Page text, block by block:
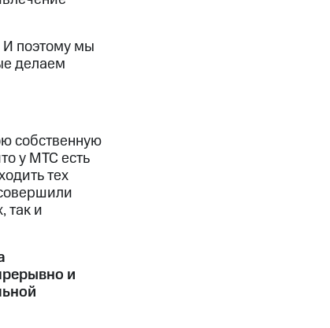
И поэтому мы
делаем
собственную
у МТС есть
тех
так и
и